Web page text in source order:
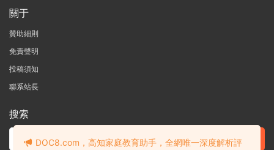
關于
贊助細則
免責聲明
投稿須知
聯系站長
搜索
DOC8.com，高知家庭教育助手，全網唯一深度解析評